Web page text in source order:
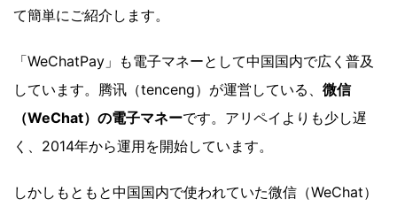
て簡単にご紹介します。
「WeChatPay」も電子マネーとして中国国内で広く普及
しています。腾讯（tenceng）が運営している、 微信
（WeChat）の電子マネーです。アリペイよりも少し遅
く、2014年から運用を開始しています。
しかしもともと中国国内で使われていた微信（WeChat）